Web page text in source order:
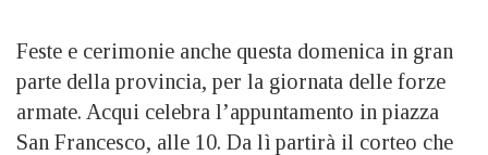
Feste e cerimonie anche questa domenica in gran
parte della provincia, per la giornata delle forze
armate. Acqui celebra l’appuntamento in piazza
San Francesco, alle 10. Da lì partirà il corteo che